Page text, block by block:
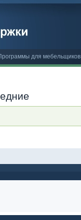
для мебельщиков